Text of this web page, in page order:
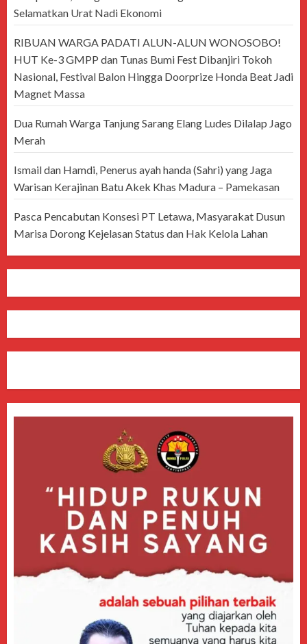
Selamatkan Urat Nadi Ekonomi
RIBUAN WARGA PADATI ALUN-ALUN WONOSOBO!
HUT Ke-3 GMPP dan Tunas Bumi Fest Dibanjiri Tokoh
Nasional, Festival Balon Hingga Doorprize Honda Beat Jadi
Magnet Massa
Dua Rumah Warga Tanjung Sarang Elang Ludes Dilalap Jago
Merah
Ismail dan Hamdi, Penerus ayah handa (Sahri) yang Jaga
Warisan Kerajinan Batu Akek Khas Madura – Pamekasan
Pasca Pencabutan Konsesi PT Letawa, Masyarakat Dusun
Marisa Dorong Kejelasan Status dan Hak Kelola Lahan